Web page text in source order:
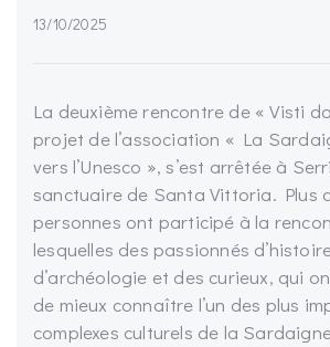
13/10/2025
La deuxième rencontre de « Visti
projet de l’association « La
vers l’Unesco », s’est arrêtée à
sanctuaire de Santa Vittoria. Plus
personnes ont participé à la
lesquelles des passionnés
d’archéologie et des curieux, qui
de mieux connaître l’un des plus
complexes culturels de la